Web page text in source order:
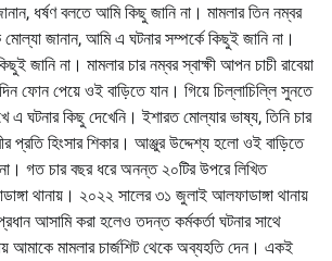
ধর্ষণ বলতে আমি কিছু জানি না। মামলার তিন নম্বর
জানান, আমি এ ঘটনার সম্পর্কে কিছুই জানি না।
জানি না। মামলার চার নম্বর স্বাক্ষী আপন চাচী রাবেয়া
ফোন পেয়ে ওই বাড়িতে যান। গিয়ে চিল্লাচিল্লি সুনতে
ঘটনার কিছু দেখেনি। ইশারত মোল্যার ভাষ্য, তিনি চার
প্রতি হিংসার শিকার। আঞ্জুর উদ্দেশ্য হলো ওই বাড়িতে
গত চার বছর ধরে অনন্ত ২০টির উপরে লিখিত
থানায়। ২০২২ সালের ৩১ জুলাই আলফাডাঙ্গা থানায়
আসামি করা হলেও তদন্ত কর্মকর্তা ঘটনার সাথে
আমাকে মামলার চার্জশিট থেকে অব্যহতি দেন। একই